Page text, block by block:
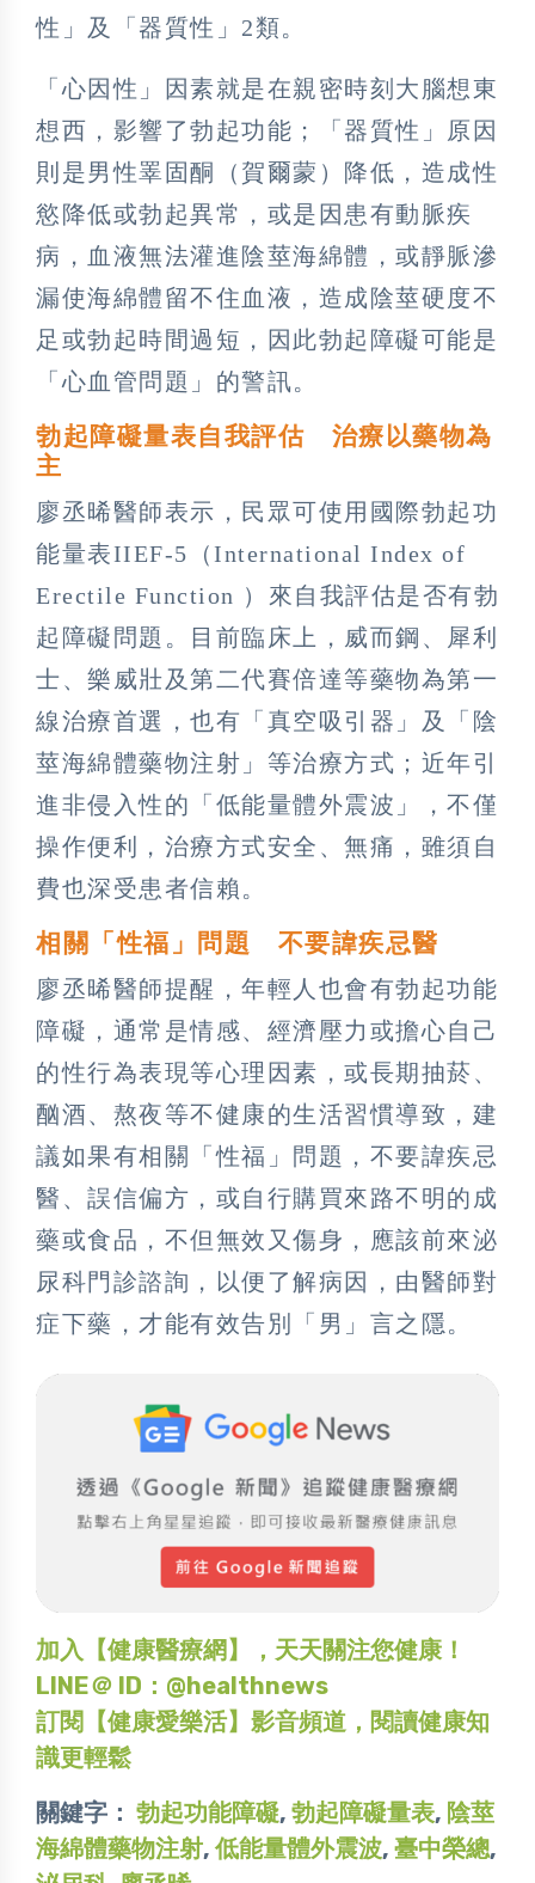
性」及「器質性」2類。
「心因性」因素就是在親密時刻大腦想東
想西，影響了勃起功能；「器質性」原因
則是男性睪固酮（賀爾蒙）降低，造成性
慾降低或勃起異常，或是因患有動脈疾
病，血液無法灌進陰莖海綿體，或靜脈滲
漏使海綿體留不住血液，造成陰莖硬度不
足或勃起時間過短，因此勃起障礙可能是
「心血管問題」的警訊。
勃起障礙量表自我評估 治療以藥物為
主
廖丞晞醫師表示，民眾可使用國際勃起功
能量表IIEF-5（International Index of
Erectile Function ）來自我評估是否有勃
起障礙問題。目前臨床上，威而鋼、犀利
士、樂威壯及第二代賽倍達等藥物為第一
線治療首選，也有「真空吸引器」及「陰
莖海綿體藥物注射」等治療方式；近年引
進非侵入性的「低能量體外震波」，不僅
操作便利，治療方式安全、無痛，雖須自
費也深受患者信賴。
相關「性福」問題 不要諱疾忌醫
廖丞晞醫師提醒，年輕人也會有勃起功能
障礙，通常是情感、經濟壓力或擔心自己
的性行為表現等心理因素，或長期抽菸、
酗酒、熬夜等不健康的生活習慣導致，建
議如果有相關「性福」問題，不要諱疾忌
醫、誤信偏方，或自行購買來路不明的成
藥或食品，不但無效又傷身，應該前來泌
尿科門診諮詢，以便了解病因，由醫師對
症下藥，才能有效告別「男」言之隱。
加入【健康醫療網】，天天關注您健康！
LINE＠ ID：@healthnews
訂閱【健康愛樂活】影音頻道，閱讀健康知
識更輕鬆
關鍵字： 勃起功能障礙, 勃起障礙量表, 陰莖
海綿體藥物注射, 低能量體外震波, 臺中榮總,